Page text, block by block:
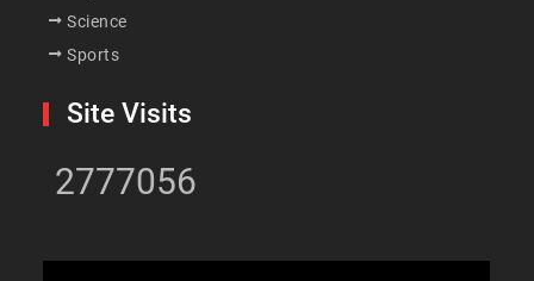
Science
Sports
Site Visits
2777056